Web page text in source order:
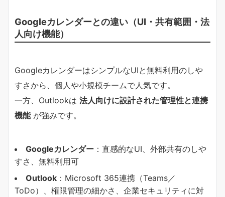
Googleカレンダーとの違い（UI・共有範囲・法
人向け機能）
GoogleカレンダーはシンプルなUIと無料利用のしや
すさから、個人や小規模チームで人気です。
一方、Outlookは 法人向けに設計された管理性と連携
機能が強みです。
Googleカレンダー ：直感的なUI、外部共有のしや
すさ、無料利用可
Outlook ：Microsoft 365連携（Teams／
ToDo）、権限管理の細かさ、企業セキュリティに対